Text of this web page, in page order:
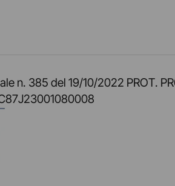
n. 385 del 19/10/2022 PROT.